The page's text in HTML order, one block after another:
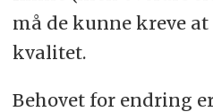
må de kunne kreve
kvalitet.
Behovet for endring